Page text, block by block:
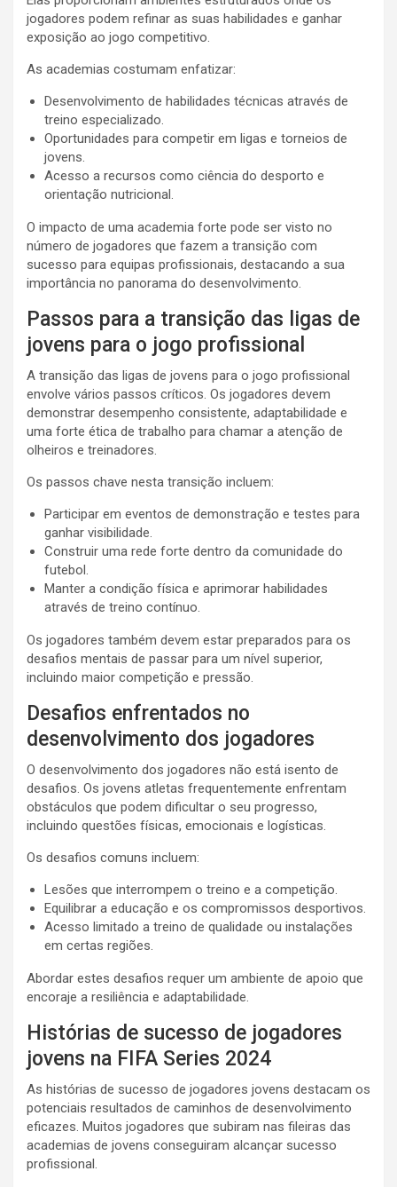
jogadores podem refinar as suas habilidades e ganhar
exposição ao jogo competitivo.
As academias costumam enfatizar:
Desenvolvimento de habilidades técnicas através de
treino especializado.
Oportunidades para competir em ligas e torneios de
jovens.
Acesso a recursos como ciência do desporto e
orientação nutricional.
O impacto de uma academia forte pode ser visto no
número de jogadores que fazem a transição com
sucesso para equipas profissionais, destacando a sua
importância no panorama do desenvolvimento.
Passos para a transição das ligas de
jovens para o jogo profissional
A transição das ligas de jovens para o jogo profissional
envolve vários passos críticos. Os jogadores devem
demonstrar desempenho consistente, adaptabilidade e
uma forte ética de trabalho para chamar a atenção de
olheiros e treinadores.
Os passos chave nesta transição incluem:
Participar em eventos de demonstração e testes para
ganhar visibilidade.
Construir uma rede forte dentro da comunidade do
futebol.
Manter a condição física e aprimorar habilidades
através de treino contínuo.
Os jogadores também devem estar preparados para os
desafios mentais de passar para um nível superior,
incluindo maior competição e pressão.
Desafios enfrentados no
desenvolvimento dos jogadores
O desenvolvimento dos jogadores não está isento de
desafios. Os jovens atletas frequentemente enfrentam
obstáculos que podem dificultar o seu progresso,
incluindo questões físicas, emocionais e logísticas.
Os desafios comuns incluem:
Lesões que interrompem o treino e a competição.
Equilibrar a educação e os compromissos desportivos.
Acesso limitado a treino de qualidade ou instalações
em certas regiões.
Abordar estes desafios requer um ambiente de apoio que
encoraje a resiliência e adaptabilidade.
Histórias de sucesso de jogadores
jovens na FIFA Series 2024
As histórias de sucesso de jogadores jovens destacam os
potenciais resultados de caminhos de desenvolvimento
eficazes. Muitos jogadores que subiram nas fileiras das
academias de jovens conseguiram alcançar sucesso
profissional.